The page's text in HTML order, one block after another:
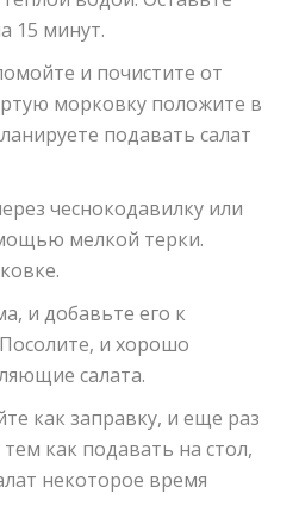
15 минут.
и почистите от
морковку положите в
подавать салат
чеснокодавилку или
мелкой терки.
и добавьте его к
и хорошо
салата.
как заправку, и еще раз
как подавать на стол,
некоторое время